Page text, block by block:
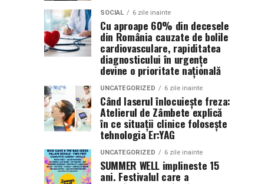
SOCIAL 6 zile inainte
Cu aproape 60% din decesele
din România cauzate de bolile
cardiovasculare, rapiditatea
diagnosticului în urgențe
devine o prioritate națională
UNCATEGORIZED 6 zile inainte
Când laserul înlocuiește freza:
Atelierul de Zâmbete explică
în ce situații clinice folosește
tehnologia Er:YAG
UNCATEGORIZED 6 zile inainte
SUMMER WELL implineste 15
ani. Festivalul care a